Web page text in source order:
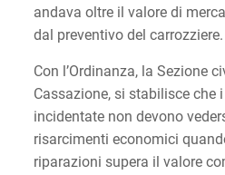
andava oltre il valore di
dal preventivo del carrozziere.
Con l’Ordinanza, la Sezione
Cassazione, si stabilisce che
incidentate non devono
risarcimenti economici
riparazioni supera il valore